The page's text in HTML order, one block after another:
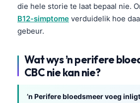
die hele storie te laat bepaal nie.
B12-simptome verduidelik hoe
gebeur.
Wat wys ’n perifere
CBC nie kan nie?
’n Perifere bloedsmeer voeg